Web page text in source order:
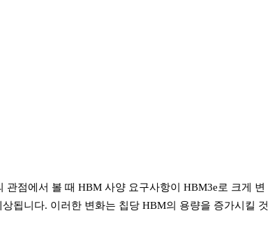
점에서 볼 때 HBM 사양 요구사항이 HBM3e로 크게 변
됩니다. 이러한 변화는 칩당 HBM의 용량을 증가시킬 것